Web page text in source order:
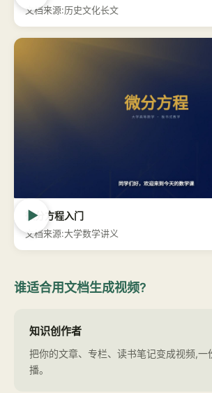
文档来源:历史文化长文
▶
微分方程入门
文档来源:大学数学讲义
谁适合用文档生成视频?
知识创作者
把你的文章、专栏、读书笔记变成视频,一
播。